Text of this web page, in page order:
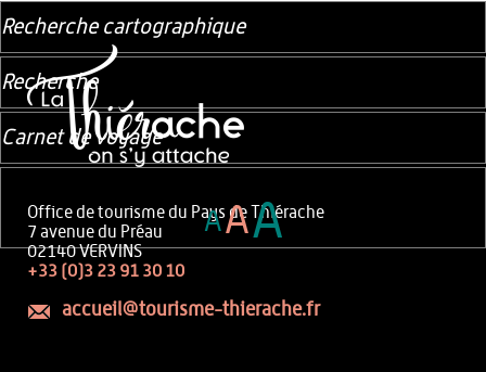
Office de tourisme du Pays de Thiérache
7 avenue du Préau
02140 VERVINS
+33 (0)3 23 91 30 10
accueil@tourisme-thierache.fr
Recherche cartographique
Recherche
Carnet de voyage
AAA